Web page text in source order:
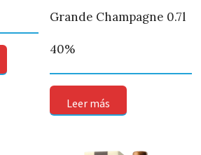
Grande Champagne 0.7l
40%
Leer más